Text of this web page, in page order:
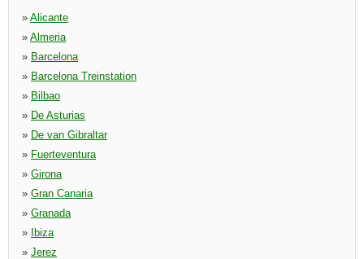
» Alicante
» Almeria
» Barcelona
» Barcelona Treinstation
» Bilbao
» De Asturias
» De van Gibraltar
» Fuerteventura
» Girona
» Gran Canaria
» Granada
»
Ibiza
» Jerez